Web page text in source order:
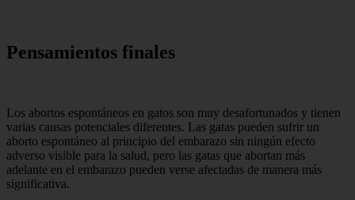
Pensamientos finales
Los abortos espontáneos en gatos son muy desafortunados y tienen
varias causas potenciales diferentes. Las gatas pueden sufrir un
aborto espontáneo al principio del embarazo sin ningún efecto
adverso visible para la salud, pero las gatas que abortan más
adelante en el embarazo pueden verse afectadas de manera más
significativa.